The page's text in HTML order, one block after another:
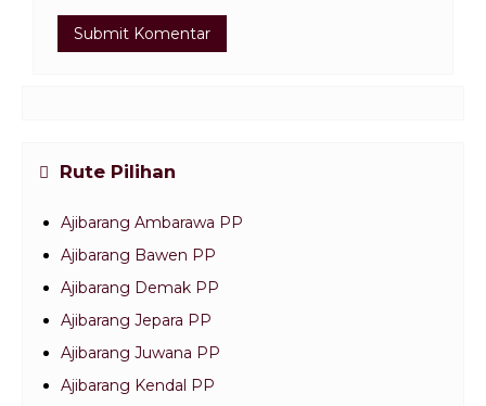
Rute Pilihan
Ajibarang Ambarawa PP
Ajibarang Bawen PP
Ajibarang Demak PP
Ajibarang Jepara PP
Ajibarang Juwana PP
Ajibarang Kendal PP